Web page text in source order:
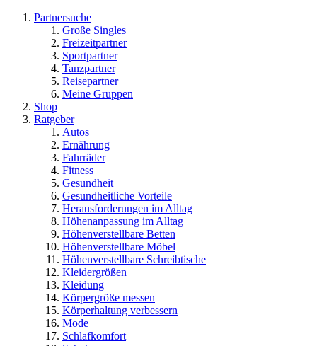
Partnersuche
Große Singles
Freizeitpartner
Sportpartner
Tanzpartner
Reisepartner
Meine Gruppen
Shop
Ratgeber
Autos
Ernährung
Fahrräder
Fitness
Gesundheit
Gesundheitliche Vorteile
Herausforderungen im Alltag
Höhenanpassung im Alltag
Höhenverstellbare Betten
Höhenverstellbare Möbel
Höhenverstellbare Schreibtische
Kleidergrößen
Kleidung
Körpergröße messen
Körperhaltung verbessern
Mode
Schlafkomfort